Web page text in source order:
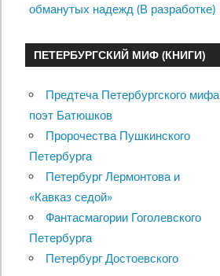
обманутых надежд (В разработке)
ПЕТЕРБУРГСКИЙ МИФ (КНИГИ)
Предтеча Петербургского мифа
поэт Батюшков
Пророчества Пушкинского
Петербурга
Петербург Лермонтова и
«Кавказ седой»
Фантасмагории Гоголевского
Петербурга
Петербург Достоевского